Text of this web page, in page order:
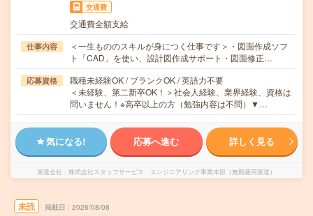
交通費
交通費全額支給
仕事内容
＜一生もののスキルが身につく仕事です＞・図面作成ソフ
ト「CAD」を使い、設計図作成サポート・図面修正…
応募資格
職種未経験OK / ブランクOK / 英語力不要
＜未経験、第二新卒OK！＞社会人経験、業界経験、資格は
問いません！※高卒以上の方（勉強内容は不問）▼…
気になる! 応募へ進む 詳しく見る
派遣会社 株式会社スタッフサービス エンジニアリング事業本部（無期雇用派遣）
未読 掲載日 2026/08/08